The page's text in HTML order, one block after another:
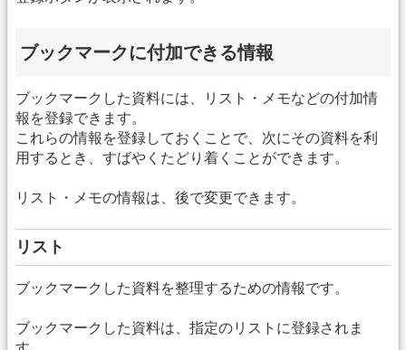
ブックマークに付加できる情報
ブックマークした資料には、リスト・メモなどの付加情
報を登録できます。
これらの情報を登録しておくことで、次にその資料を利
用するとき、すばやくたどり着くことができます。
リスト・メモの情報は、後で変更できます。
リスト
ブックマークした資料を整理するための情報です。
ブックマークした資料は、指定のリストに登録されま